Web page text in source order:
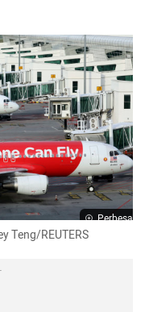
Perbesar
Teng/REUTERS